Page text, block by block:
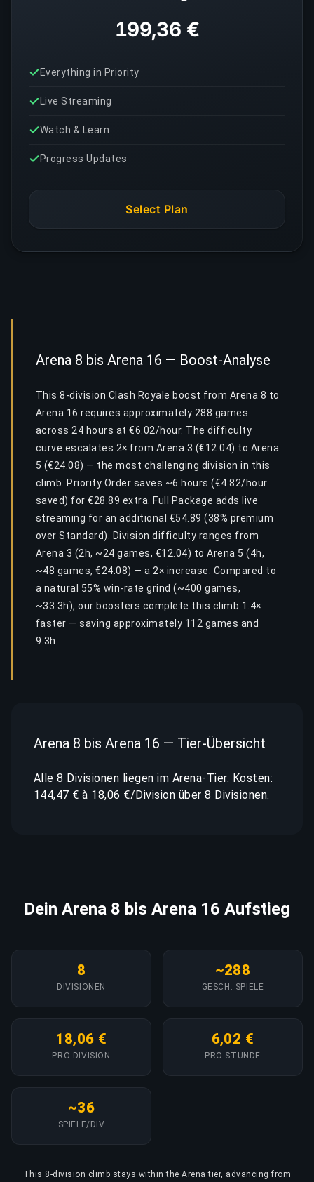
199,36 €
Everything in Priority
Live Streaming
Watch & Learn
Progress Updates
Select Plan
Arena 8 bis Arena 16 — Boost-Analyse
This 8-division Clash Royale boost from Arena 8 to
Arena 16 requires approximately 288 games
across 24 hours at €6.02/hour. The difficulty
curve escalates 2× from Arena 3 (€12.04) to Arena
5 (€24.08) — the most challenging division in this
climb. Priority Order saves ~6 hours (€4.82/hour
saved) for €28.89 extra. Full Package adds live
streaming for an additional €54.89 (38% premium
over Standard). Division difficulty ranges from
Arena 3 (2h, ~24 games, €12.04) to Arena 5 (4h,
~48 games, €24.08) — a 2× increase. Compared to
a natural 55% win-rate grind (~400 games,
~33.3h), our boosters complete this climb 1.4×
faster — saving approximately 112 games and
9.3h.
Arena 8 bis Arena 16 — Tier-Übersicht
Alle 8 Divisionen liegen im Arena-Tier. Kosten:
144,47 € à 18,06 €/Division über 8 Divisionen.
Dein Arena 8 bis Arena 16 Aufstieg
8
DIVISIONEN
~288
GESCH. SPIELE
18,06 €
PRO DIVISION
6,02 €
PRO STUNDE
~36
SPIELE/DIV
This 8-division climb stays within the Arena tier, advancing from